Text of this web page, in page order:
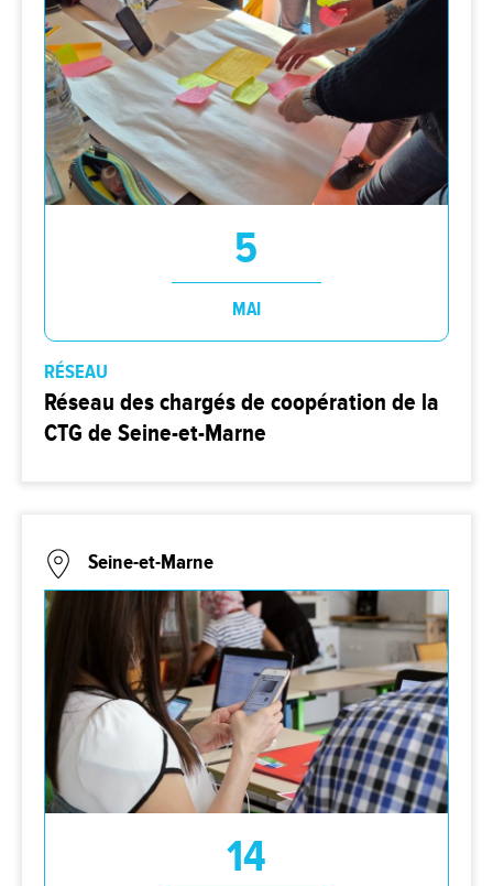
5
MAI
RÉSEAU
Réseau des chargés de coopération de la
CTG de Seine-et-Marne
Seine-et-Marne
14